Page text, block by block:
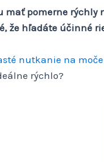
mať pomerne
že hľadáte účinné
nutkanie na
rýchlo?